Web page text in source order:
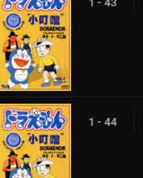
1 - 43
1 - 44